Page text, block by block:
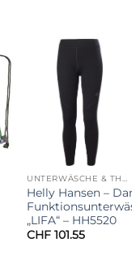
UNTERWÄSCHE & THERMOWÄSCHE
Helly Hansen –
„LIFA“ – HH5520
CHF 101.55